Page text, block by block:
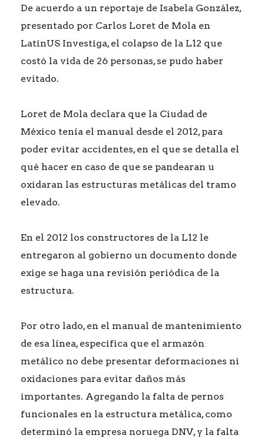
De acuerdo a un reportaje de Isabela González,
presentado por Carlos Loret de Mola en
LatinUS Investiga, el colapso de la L12 que
costó la vida de 26 personas, se pudo haber
evitado.
Loret de Mola declara que la Ciudad de
México tenía el manual desde el 2012, para
poder evitar accidentes, en el que se detalla el
qué hacer en caso de que se pandearan u
oxidaran las estructuras metálicas del tramo
elevado.
En el 2012 los constructores de la L12 le
entregaron al gobierno un documento donde
exige se haga una revisión periódica de la
estructura.
Por otro lado, en el manual de mantenimiento
de esa línea, especifica que el armazón
metálico no debe presentar deformaciones ni
oxidaciones para evitar daños más
importantes. Agregando la falta de pernos
funcionales en la estructura metálica, como
determinó la empresa noruega DNV, y la falta